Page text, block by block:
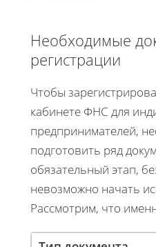
Необходимые
регистрации
Чтобы
кабинете ФНС для
предпринимателей,
подготовить ряд
обязательный этап,
невозможно начать
Рассмотрим, что